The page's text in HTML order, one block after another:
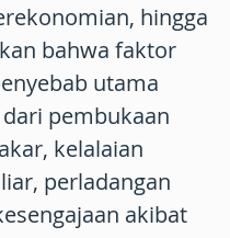
hingga
bahwa faktor
utama
pembukaan
kelalaian
perladangan
akibat